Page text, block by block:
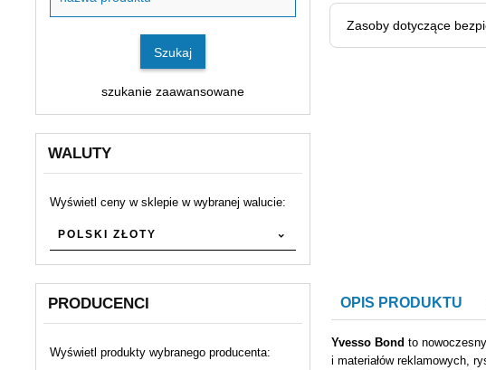
Szukaj
szukanie zaawansowane
WALUTY
Wyświetl ceny w sklepie w wybranej walucie:
POLSKI ZŁOTY
PRODUCENCI
Wyświetl produkty wybranego producenta:
Zasoby dotyczące
OPIS PRODUKTU
Yvesso Bond to
i materiałów reklamowych,